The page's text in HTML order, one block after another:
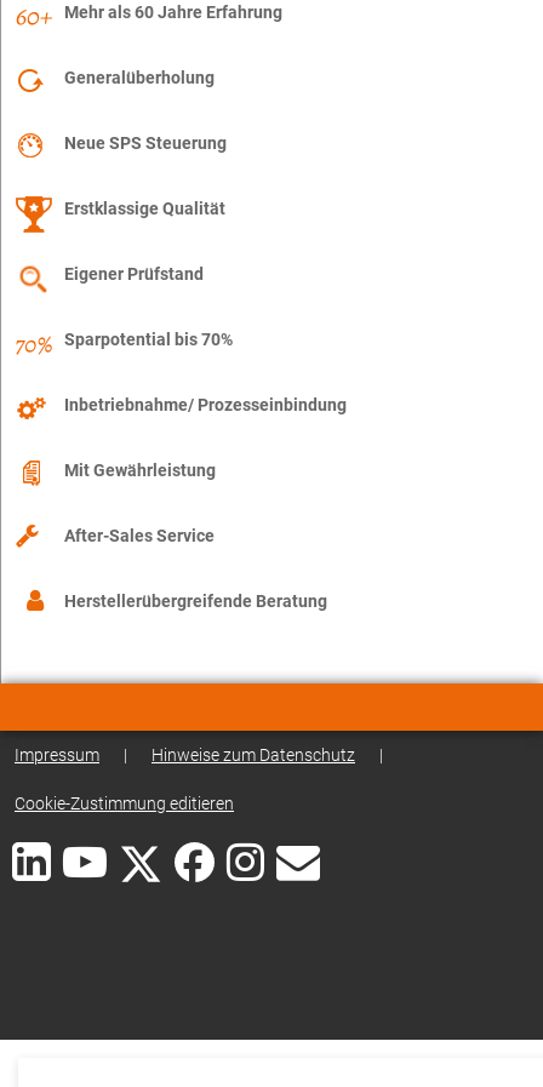
Mehr als 60 Jahre Erfahrung
Generalüberholung
Neue SPS Steuerung
Erstklassige Qualität
Eigener Prüfstand
Sparpotential bis 70%
Inbetriebnahme/ Prozesseinbindung
Mit Gewährleistung
After-Sales Service
Herstellerübergreifende Beratung
Impressum | Hinweise zum Datenschutz |
Cookie-Zustimmung editieren